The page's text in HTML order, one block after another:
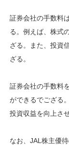
証券会社の手数料
る。例えば、株式
ざる。また、投資
ざる。
証券会社の手数料
ができるでござる
投資収益を向上さ
なお、JAL株主優